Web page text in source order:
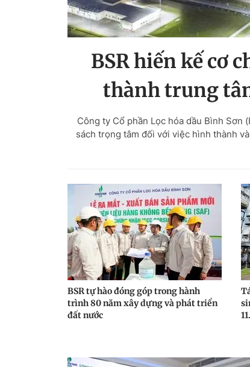
BSR hiến kế cơ
thành trung
Công ty Cổ phần Lọc hóa dầu Bình Sơn
sách trọng tâm đối với việc hình thành
BSR tự hào đóng góp trong hành
trình 80 năm xây dựng và phát triển
đất nước